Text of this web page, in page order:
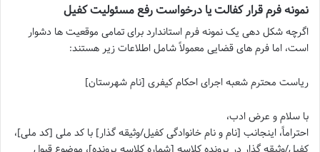
نمونه فرم قرار کفالت یا درخواست رفع مسئولیت کفیل
اگرچه شکل دهی یک نمونه فرم استاندارد برای تمامی موقعیت ها دشوار
است، اما فرم های قضایی معمولاً شامل اطلاعات زیر هستند:
ریاست محترم شعبه اجرای احکام کیفری [نام شهرستان]
با سلام و عرض ادب،
احتراماً، اینجانب [نام و نام خانوادگی کفیل/وثیقه گذار] با کد ملی [کد ملی]،